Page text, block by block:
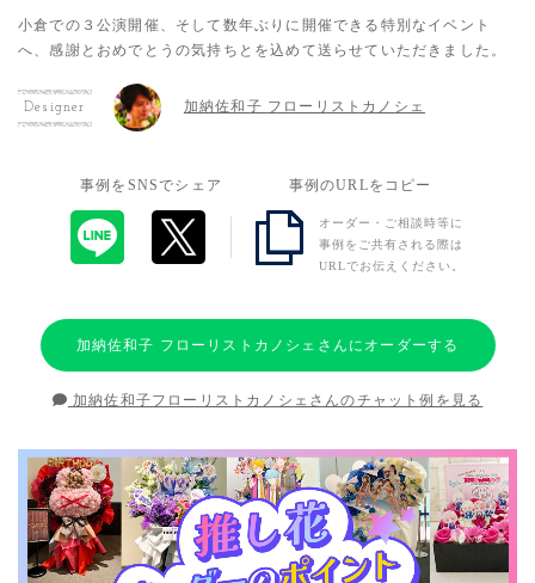
小倉での３公演開催、そして数年ぶりに開催できる特別なイベント
へ、感謝とおめでとうの気持ちとを込めて送らせていただきました。
Designer 加納佐和子 フローリストカノシェ
事例をSNSでシェア 事例のURLをコピー
オーダー・ご相談時等に
事例をご共有される際は
URLでお伝えください。
加納佐和子 フローリストカノシェさんにオーダーする
加納佐和子フローリストカノシェさんのチャット例を見る